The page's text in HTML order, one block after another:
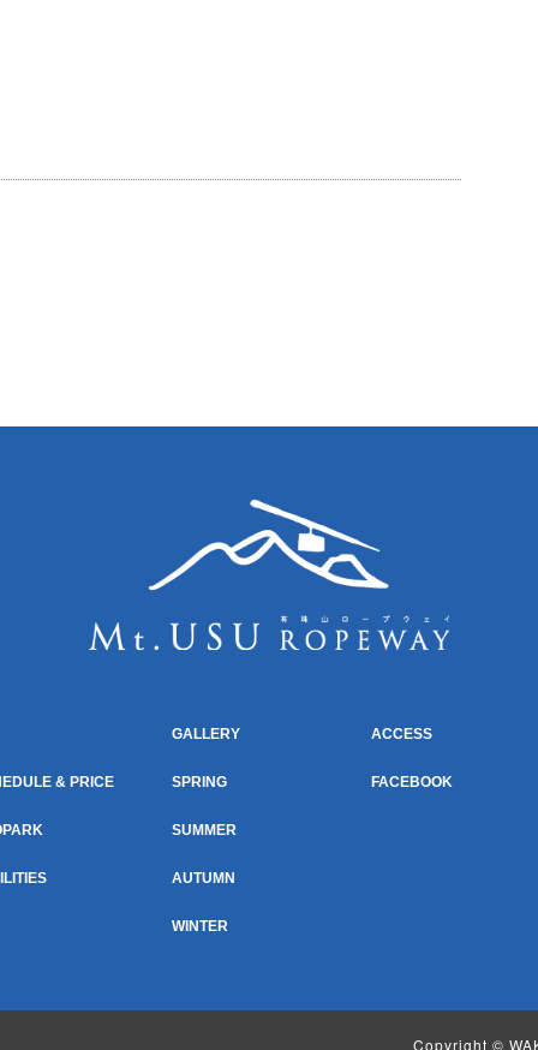
& PRICE
GALLERY
SPRING
SUMMER
AUTUMN
WINTER
ACCESS
FACEBOOK
Copyright ©